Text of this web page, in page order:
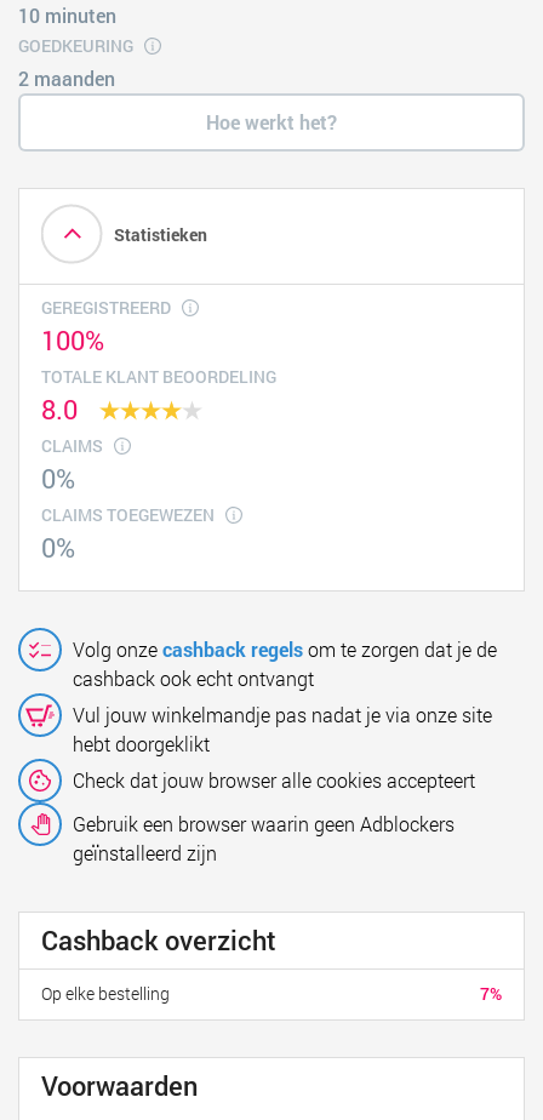
10 minuten
GOEDKEURING
2 maanden
Hoe werkt het?
Statistieken
GEREGISTREERD
100%
TOTALE KLANT BEOORDELING
8.0
CLAIMS
0%
CLAIMS TOEGEWEZEN
0%
Volg onzecashback regelsom te zorgen dat je de
cashback ook echt ontvangt
Vul jouw winkelmandje pas nadat je via onze site
hebt doorgeklikt
Check dat jouw browser alle cookies accepteert
Gebruik een browser waarin geen Adblockers
geïnstalleerd zijn
Cashback overzicht
7%
Op elke bestelling
Voorwaarden